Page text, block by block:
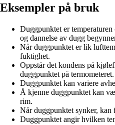
Eksempler på bruk
Duggpunktet er
og dannelse av dugg
Når duggpunktet er lik
fuktighet.
Oppstår det kondens på
duggpunktet på termometeret.
Duggpunktet kan variere
Å kjenne duggpunktet kan
rim.
Når duggpunktet synker, kan
Duggpunktet angir hvilken